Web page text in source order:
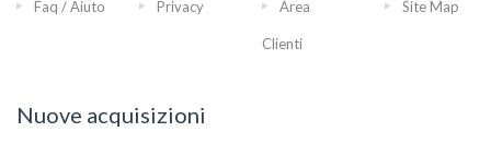
Faq / Aiuto Privacy Area
Clienti
Site Map
Nuove acquisizioni